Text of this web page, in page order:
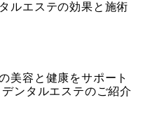
ントの耐久年数
て
、ブリッジと入れ歯との
ルエステの効果と施術
美容と健康をサポート
ンタルエステのご紹介